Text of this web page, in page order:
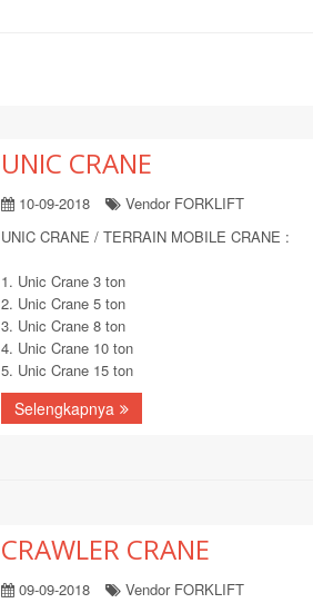
UNIC CRANE
10-09-2018
Vendor FORKLIFT
UNIC CRANE / TERRAIN MOBILE CRANE :
1. Unic Crane 3 ton
2. Unic Crane 5 ton
3. Unic Crane 8 ton
4. Unic Crane 10 ton
5. Unic Crane 15 ton
Selengkapnya
CRAWLER CRANE
09-09-2018
Vendor FORKLIFT